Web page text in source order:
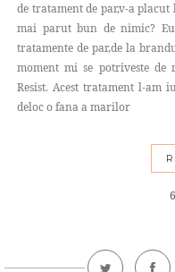
de tratament de par,v-a
mai parut bun de nimic?
tratamente de par,de la
moment mi se potriveste de
Resist. Acest tratament l-am
deloc o fana a marilor